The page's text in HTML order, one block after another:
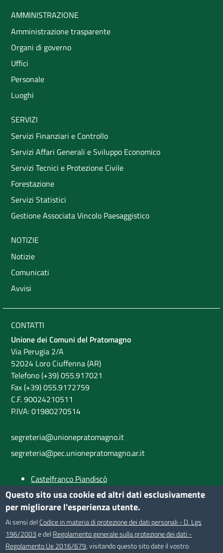
AMMINISTRAZIONE
Amministrazione trasparente
Organi di governo
Uffici
Personale
Luoghi
SERVIZI
Servizi Finanziari e Controllo
Servizi Affari Generali e Sviluppo Economico
Servizi Tecnici e Protezione Civile
Forestazione
Servizi Statistici
Gestione Associata Vincolo Paesaggistico
NOTIZIE
Notizie
Comunicati
Avvisi
CONTATTI
Unione dei Comuni del Pratomagno
Via Perugia 2/A
52024 Loro Ciuffenna (AR)
Telefono (+39) 055.917021
Fax (+39) 055.9172759
C.F. 90024210511
P.IVA: 01980270514
segreteria@unionepratomagno.it
segreteria@pec.unionepratomagno.ar.it
Castelfranco Piandiscò
Castiglion Fibocchi
Loro Ciuffenna
Provincia di Arezzo
SEGUICI SU
Questo sito usa cookie ed altri dati esclusivamente
per migliorare l'esperienza utente.
Ai sensi del Codice in materia di protezione dei dati personali - D. Lgs
196/2003e del Regolamento generale sulla protezione dei dati -
Regolamento Ue 2016/679, visitando questo sito date il vostro